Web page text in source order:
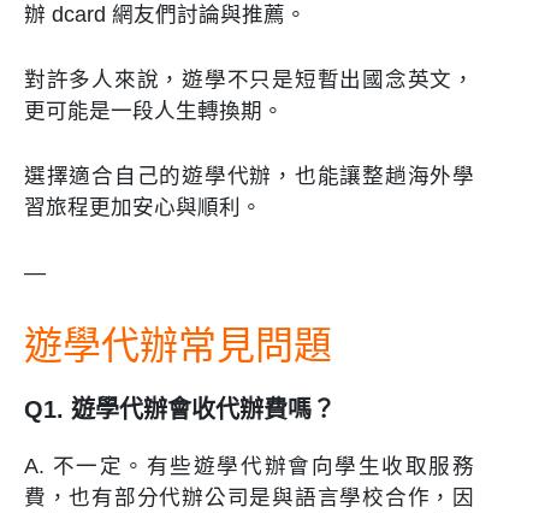
辦 dcard 網友們討論與推薦。
對許多人來說，遊學不只是短暫出國念英文，
更可能是一段人生轉換期。
選擇適合自己的遊學代辦，也能讓整趟海外學
習旅程更加安心與順利。
—
遊學代辦常見問題
Q1. 遊學代辦會收代辦費嗎？
A. 不一定。有些遊學代辦會向學生收取服務
費，也有部分代辦公司是與語言學校合作，因